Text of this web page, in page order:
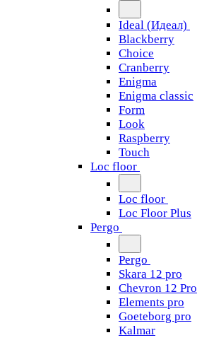
Ideal (Идеал)
Blackberry
Choice
Cranberry
Enigma
Enigma classic
Form
Look
Raspberry
Touch
Loc floor
Loc floor
Loc Floor Plus
Pergo
Pergo
Skara 12 pro
Chevron 12 Pro
Elements pro
Goeteborg pro
Kalmar